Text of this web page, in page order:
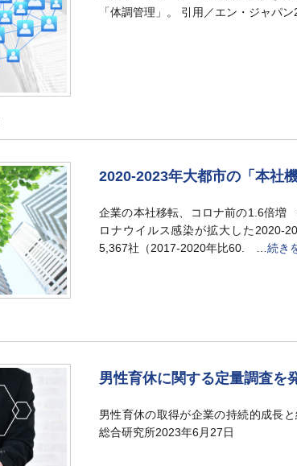
「体調管理」。 引用／エン・ジャパ
2020-2023年大都市の「本社
企業の本社移転、コロナ前の1.6倍増
ロナウイルス感染が拡大した2020-
5,367社（2017-2020年比60. …続き
男性育休に関する定量調査を
男性育休の取得が企業の持続的成長
総合研究所2023年6月27日